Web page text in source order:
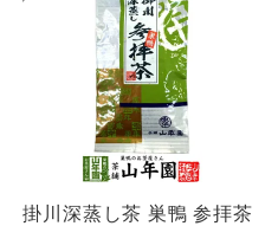
掛川深蒸し茶 巣鴨 参拝茶